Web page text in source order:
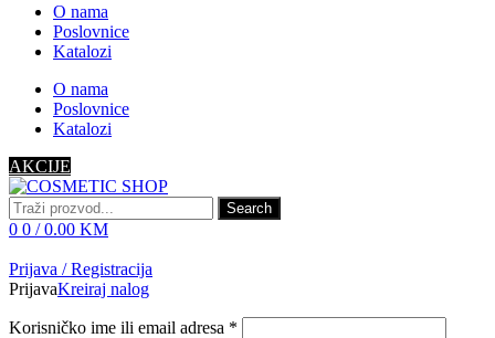
O nama
Poslovnice
Katalozi
O nama
Poslovnice
Katalozi
AKCIJE
Search
0 0 / 0.00 KM
Prijava / Registracija
PrijavaKreiraj nalog
Korisničko ime ili email adresa *